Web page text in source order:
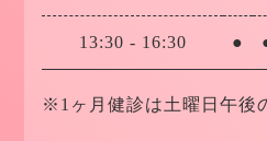
13:30 - 16:30 ●
※1ヶ月健診は土曜日午後